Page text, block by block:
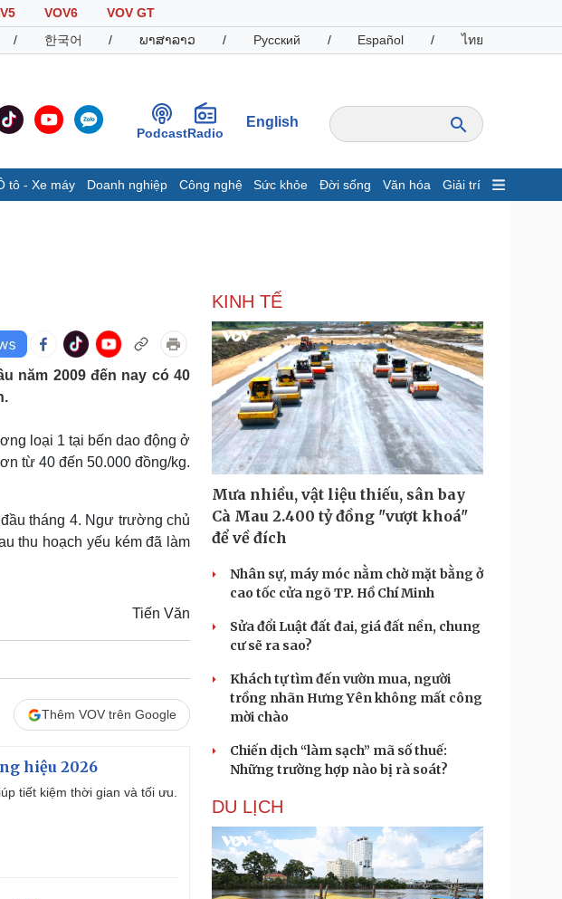
VOV6
VOV GT
/ 한국어 / ພາສາລາວ / Русский / Español / ไทย
PodcastRadio
English
tô - Xe máy Doanh nghiệp Công nghệ Sức khỏe Đời sống Văn hóa Giải trí
Giá cà phê
máy
Doanh nghiệp
Thông tin doanh nghiệp
Doanh nghiệp 24h
Doanh nhân
Vì cộng đồng
Công nghệ
Sành điệu
Tin Công nghệ
Trải nghiệm
Chuyển đổi số
sĩ
Tư vấn
Săn Tour
Podcast
Câu chuyện thời sự
Cửa sổ tình yêu
Kể chuyện cho bé
năm 2009 đến nay có 40
loại 1 tại bến dao động ở
từ 40 đến 50.000 đồng/kg.
tháng 4. Ngư trường chủ
thu hoạch yếu kém đã làm
Tiến Văn
Thêm VOV trên Google
hiệu 2026
tiết kiệm thời gian và tối ưu.
KINH TẾ
Mưa nhiều, vật liệu thiếu, sân bay
Cà Mau 2.400 tỷ đồng "vượt khoá"
để về đích
Nhân sự, máy móc nằm chờ mặt bằng ở
cao tốc cửa ngõ TP. Hồ Chí Minh
Sửa đổi Luật đất đai, giá đất nền, chung
cư sẽ ra sao?
Khách tự tìm đến vườn mua, người
trồng nhãn Hưng Yên không mất công
mời chào
Chiến dịch “làm sạch” mã số thuế:
Những trường hợp nào bị rà soát?
DU LỊCH